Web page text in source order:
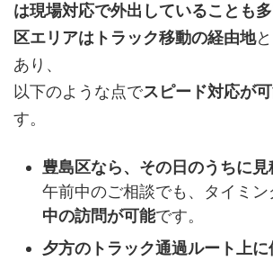
は現場対応で外出していることも
区エリアはトラック移動の経由地
あり、
以下のような点でスピード対応が
す。
豊島区なら、その日のうちに
午前中のご相談でも、タイミ
中の訪問が可能です。
夕方のトラック通過ルート上に